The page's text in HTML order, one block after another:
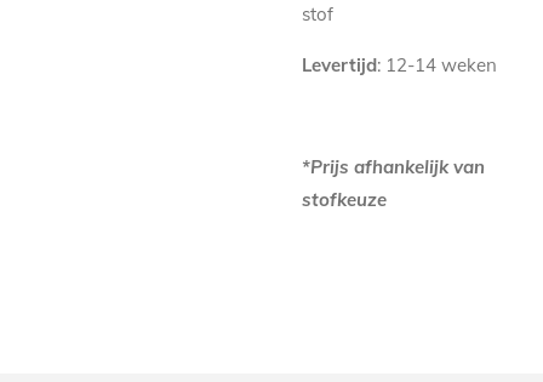
stof
Levertijd: 12-14 weken
*Prijs afhankelijk van
stofkeuze